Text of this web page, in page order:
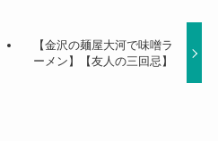
【金沢の麺屋大河で味噌ラ
ーメン】【友人の三回忌】